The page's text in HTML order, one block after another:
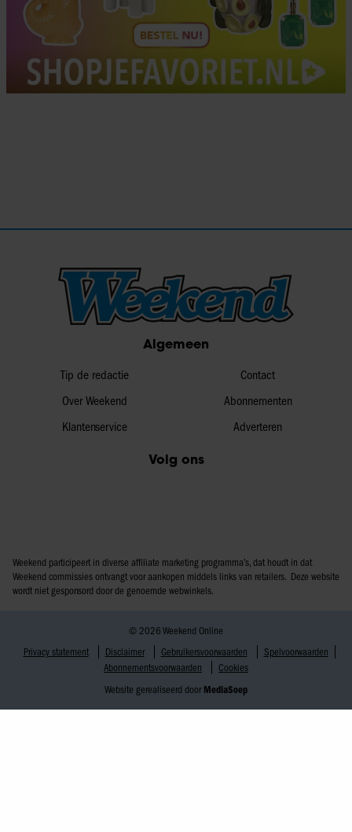
Algemeen
Tip de redactie
Over Weekend
Klantenservice
Contact
Abonnementen
Adverteren
Volg ons
Weekend participeert in diverse affiliate marketing programma’s, dat houdt in dat
Weekend commissies ontvangt voor aankopen middels links van retailers. Deze website
wordt niet gesponsord door de genoemde webwinkels.
© 2026 Weekend Online
Privacy statement
Disclaimer Gebruikersvoorwaarden
Spelvoorwaarden
Abonnementsvoorwaarden
Cookies
Website gerealiseerd door MediaSoep